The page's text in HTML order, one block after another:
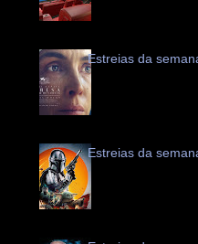
Estreias da
Estreias da